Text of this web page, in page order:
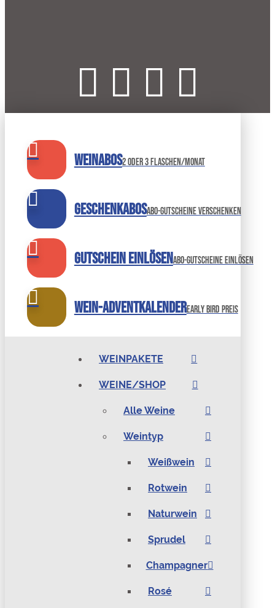
Weinabos2 oder 3 Flaschen/Monat
GeschenkabosAbo-Gutscheine verschenken
Gutschein einlösenabo-gutscheine einlösen
Wein-AdventkalenderEarly bird preis
WEINPAKETE
WEINE/SHOP
Alle Weine
Weintyp
Weißwein
Rotwein
Naturwein
Sprudel
Champagner
Rosé